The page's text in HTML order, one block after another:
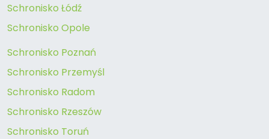
Schronisko Łódź
Schronisko Opole
Schronisko Poznań
Schronisko Przemyśl
Schronisko Radom
Schronisko Rzeszów
Schronisko Toruń